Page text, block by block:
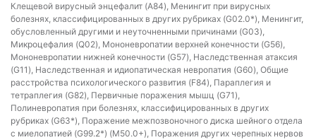
Клещевой вирусный энцефалит (A84), Менингит при вирусных
болезнях, классифицированных в других рубриках (G02.0*), Менингит,
обусловленный другими и неуточненными причинами (G03),
Микроцефалия (Q02), Мононевропатии верхней конечности (G56),
Мононевропатии нижней конечности (G57), Наследственная атаксия
(G11), Наследственная и идиопатическая невропатия (G60), Общие
расстройства психологического развития (F84), Параплегия и
тетраплегия (G82), Первичные поражения мышц (G71),
Полиневропатия при болезнях, классифицированных в других
рубриках (G63*), Поражение межпозвоночного диска шейного отдела
с миелопатией (G99.2*) (M50.0+), Поражения других черепных нервов